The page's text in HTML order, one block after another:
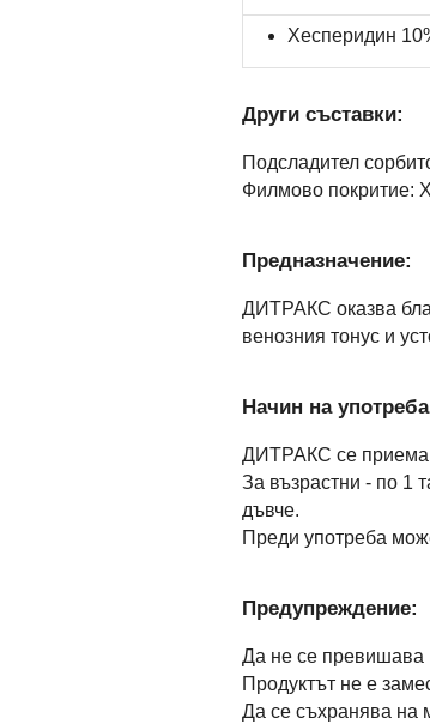
Хесперидин
Други съставки:
Подсладител
Филмово покритие:
Предназначение:
ДИТРАКС оказва
венозния тонус и
Начин на
ДИТРАКС се приема
За възрастни - по 1
дъвче.
Преди употреба
Предупреждение:
Да не се превишава
Продуктът не е
Да се съхранява на